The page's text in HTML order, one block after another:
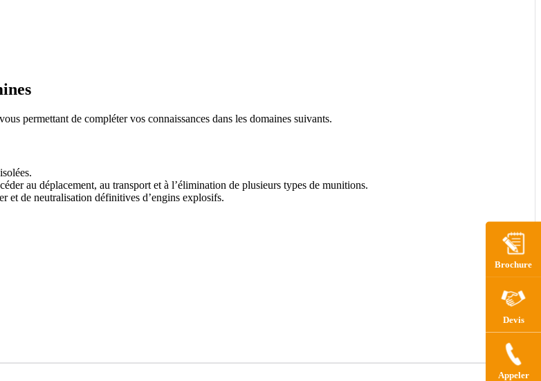
Brochure
Devis
Appeler
vous permettant de compléter vos connaissances dans les domaines suivants.
au déplacement, au transport et à l’élimination de plusieurs types de munitions.
et de neutralisation définitives d’engins explosifs.